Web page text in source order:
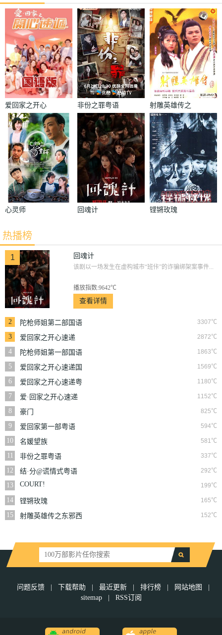
爱回家之开心
速递国语
非份之罪粤语
射雕英雄传之
东邪西毒
心灵师 回魂计 铿锵玫瑰
热播榜
1 回魂计
该剧以一场发生在虚构城市“班佧”的诈骗绑架案事件...
播放指数:9642℃
查看详情
2 3307℃
陀枪师姐第二部国语
3
2872℃
爱回家之开心速递
4
1863℃
陀枪师姐第一部国语
5
1569℃
爱回家之开心速递国
语
6 1180℃
爱回家之开心速递粤
语
7 1152℃
爱·回家之开心速递
8
825℃
豪门
9
594℃
爱回家第一部粤语
10
581℃
名媛望族
11
337℃
非份之罪粤语
12
292℃
结·分@谎情式粤语
13
199℃
COURT!
14 165℃
铿锵玫瑰
15
152℃
射雕英雄传之东邪西
问题反馈 下载帮助 最近更新 排行榜 网站地图
sitemap
RSS订阅